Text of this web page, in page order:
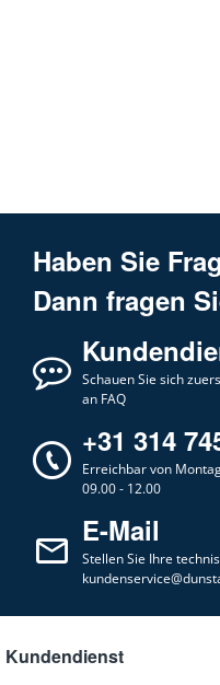
Haben Sie
Dann fragen
Schauen Sie sich
an FAQ
+31 314
Erreichbar von
09.00 - 12.00
E-Mail
Stellen Sie Ihre
Kundendienst